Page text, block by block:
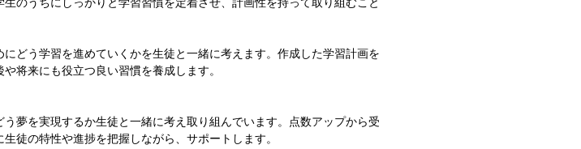
どう学習を進めていくかを生徒と一緒に考えます。作成した学習計画を
将来にも役立つ良い習慣を養成します。
夢を実現するか生徒と一緒に考え取り組んでいます。点数アップから受
徒の特性や進捗を把握しながら、サポートします。